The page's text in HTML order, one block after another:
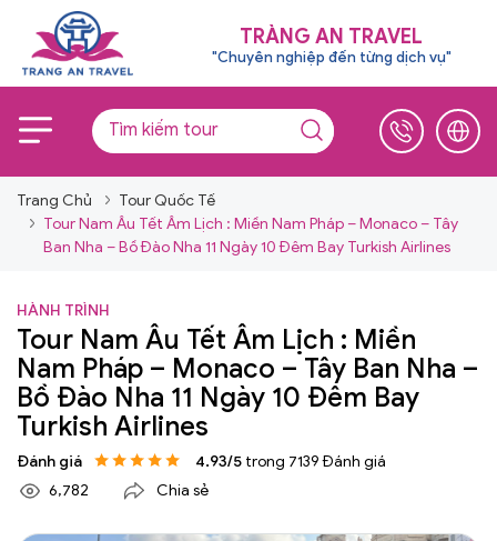
TRÀNG AN TRAVEL
"Chuyên nghiệp đến từng dịch vụ"
Trang Chủ
Tour Quốc Tế
Tour Nam Âu Tết Âm Lịch : Miền Nam Pháp – Monaco – Tây
Ban Nha – Bồ Đào Nha 11 Ngày 10 Đêm Bay Turkish Airlines
HÀNH TRÌNH
Tour Nam Âu Tết Âm Lịch : Miền
Nam Pháp – Monaco – Tây Ban Nha –
Bồ Đào Nha 11 Ngày 10 Đêm Bay
Turkish Airlines
Đánh giá 4.93/5 trong 7139 Đánh giá
6,782
Chia sẻ